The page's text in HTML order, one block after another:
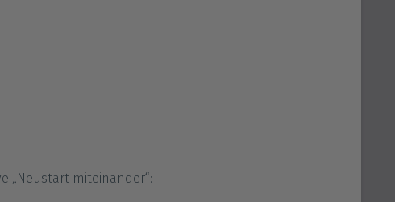
„Neustart miteinander“: